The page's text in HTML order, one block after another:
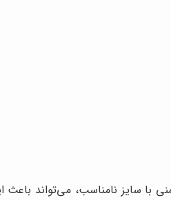
سایز نامناسب، می‌تواند باعث